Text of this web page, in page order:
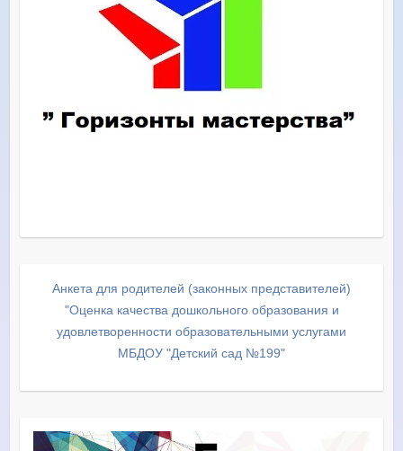
Анкета для родителей (законных представителей)
"Оценка качества дошкольного образования и
удовлетворенности образовательными услугами
МБДОУ "Детский сад №199"